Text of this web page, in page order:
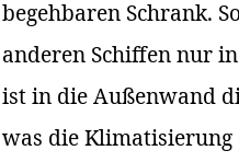
begehbaren Schrank.
anderen Schiffen nur
ist in die Außenwand
was die Klimatisierung